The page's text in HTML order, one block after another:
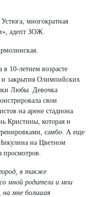
многократная
адепт ЗОЖ.
в 10-летнем возрасте
и закрытия Олимпийских
Любы. Девочка
свои
на арене стадиона
Кристины, которая и
самбо. А еще
на Цветном
я также
мной родители и мои
мне большая